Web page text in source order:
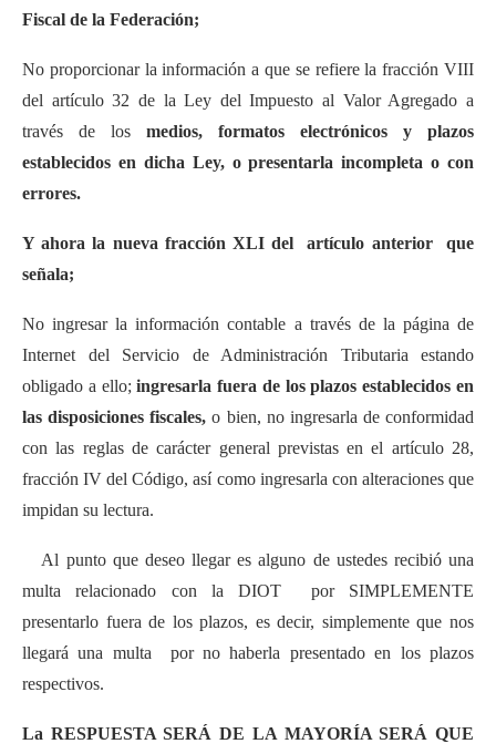
Fiscal de la Federación;
No proporcionar la información a que se refiere la fracción VIII
del artículo 32 de la Ley del Impuesto al Valor Agregado a
través de los medios, formatos electrónicos y plazos
establecidos en dicha Ley, o presentarla incompleta o con
errores.
Y ahora la nueva fracción XLI del artículo anterior que
señala;
No ingresar la información contable a través de la página de
Internet del Servicio de Administración Tributaria estando
obligado a ello;ingresarla fuera de los plazos establecidos en
las disposiciones fiscales, o bien, no ingresarla de conformidad
con las reglas de carácter general previstas en el artículo 28,
fracción IV del Código, así como ingresarla con alteraciones que
impidan su lectura.
Al punto que deseo llegar es alguno de ustedes recibió una
multa relacionado con la DIOT por SIMPLEMENTE
presentarlo fuera de los plazos, es decir, simplemente que nos
llegará una multa por no haberla presentado en los plazos
respectivos.
La RESPUESTA SERÁ DE LA MAYORÍA SERÁ QUE